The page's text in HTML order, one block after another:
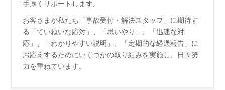
手厚くサポートします。
お客さまが私たち「事故受付・解決スタッフ」に期待す
る「ていねいな応対」、「思いやり」、「迅速な対
応」、「わかりやすい説明」、「定期的な経過報告」に
お応えするためにいくつかの取り組みを実施し、日々努
力を重ねています。